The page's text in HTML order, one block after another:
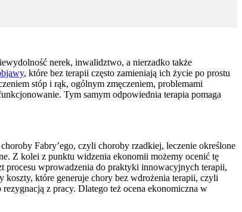
nerek, inwalidztwo, a nierzadko także
, które bez terapii często zamieniają ich życie po prostu
stóp i rąk, ogólnym zmęczeniem, problemami
Tym samym odpowiednia terapia pomaga
Fabry’ego, czyli choroby rzadkiej, leczenie określone
Z kolei z punktu widzenia ekonomii możemy ocenić tę
procesu wprowadzenia do praktyki innowacyjnych terapii,
które generuje chory bez wdrożenia terapii, czyli
z pracy. Dlatego też ocena ekonomiczna w